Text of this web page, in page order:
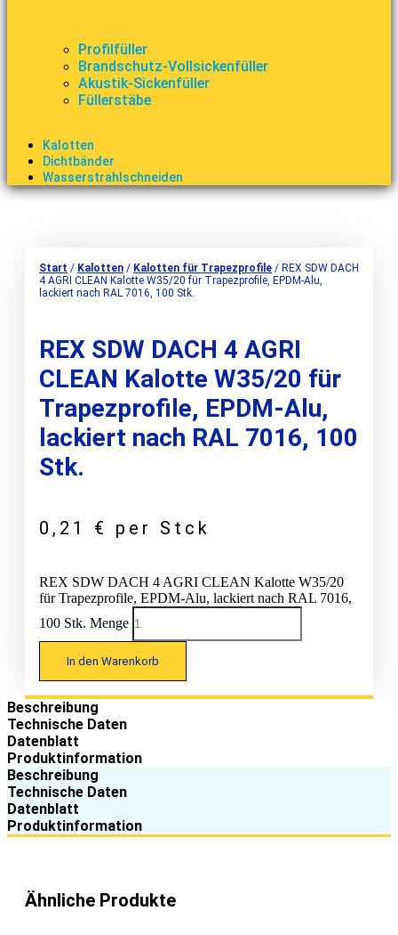
Profilfüller
Brandschutz-Vollsickenfüller
Akustik-Sickenfüller
Füllerstäbe
Kalotten
Dichtbänder
Wasserstrahlschneiden
Start / Kalotten / Kalotten für Trapezprofile / REX SDW DACH
4 AGRI CLEAN Kalotte W35/20 für Trapezprofile, EPDM-Alu,
lackiert nach RAL 7016, 100 Stk.
REX SDW DACH 4 AGRI
CLEAN Kalotte W35/20 für
Trapezprofile, EPDM-Alu,
lackiert nach RAL 7016, 100
Stk.
0,21 € per Stck
REX SDW DACH 4 AGRI CLEAN Kalotte W35/20
für Trapezprofile, EPDM-Alu, lackiert nach RAL 7016,
100 Stk. Menge
In den Warenkorb
Beschreibung
Technische Daten
Datenblatt
Produktinformation
Beschreibung
Technische Daten
Datenblatt
Produktinformation
Ähnliche Produkte